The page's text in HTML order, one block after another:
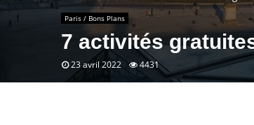
Paris / Bons Plans
7 activités
23 avril 2022 4431